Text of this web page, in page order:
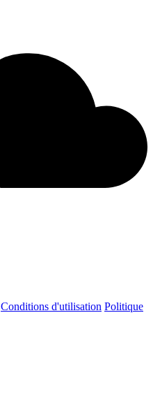
Conditions d'utilisation Politique